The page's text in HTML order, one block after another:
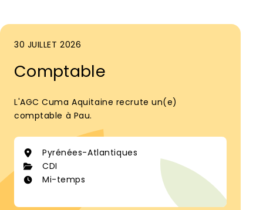
30 JUILLET 2026
Comptable
L'AGC Cuma Aquitaine recrute un(e)
comptable à Pau.
Pyrénées-Atlantiques
CDI
Mi-temps